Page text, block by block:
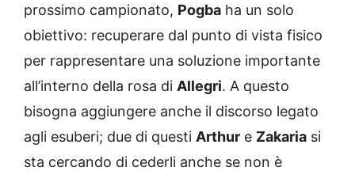
prossimo campionato, Pogba ha un solo
obiettivo: recuperare dal punto di vista fisico
per rappresentare una soluzione importante
all’interno della rosa di Allegri. A questo
bisogna aggiungere anche il discorso legato
agli esuberi; due di questi Arthur e Zakaria si
sta cercando di cederli anche se non è